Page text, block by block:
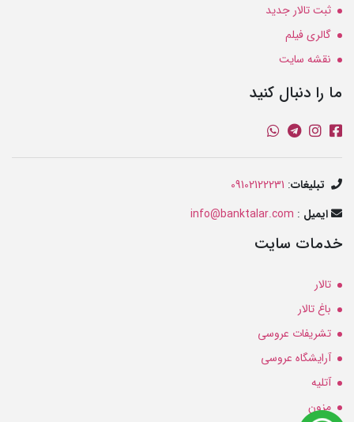
ثبت تالار جدید
گالری فیلم
نقشه سایت
ما را دنبال کنید
تبلیغات:
09102122231
ایمیل :
info@banktalar.com
خدمات سایت
تالار
باغ تالار
تشریفات عروسی
آرایشگاه عروسی
آتلیه
مزون